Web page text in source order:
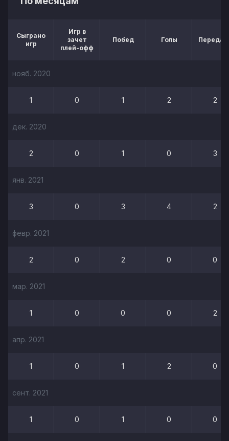
Сыграно
игр
Игр в
зачет
плей-офф
Побед Голы
нояб. 2020
1 0 1 2 2
дек. 2020
2 0 1 0 3
янв. 2021
3 0 3 4 2
февр. 2021
2 0 2 0 0
мар. 2021
1 0 0 0 2
апр. 2021
1 0 1 2 0
сент. 2021
1 0 1 0 0